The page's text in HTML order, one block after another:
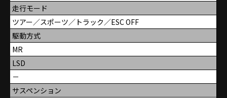
走行モード
ツアー／スポーツ／トラック／ESC OFF
駆動方式
MR
LSD
－
サスペンション